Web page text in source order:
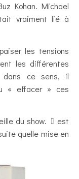
Kohan. Michael
vraiment lié à
les tensions
les différentes
dans ce sens, il
« effacer » ces
du show. Il est
quelle mise en